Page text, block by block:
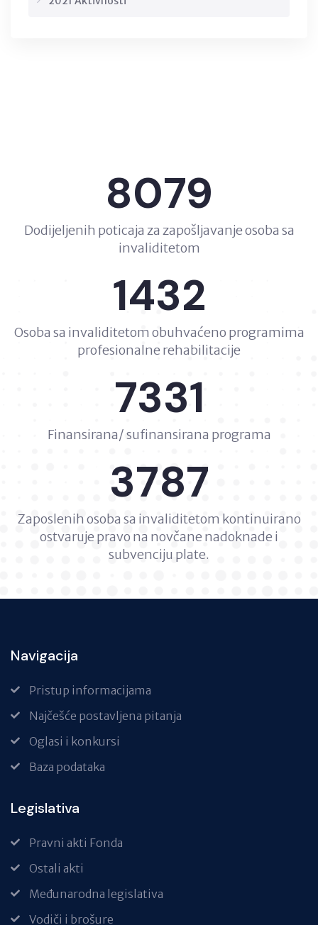
8079
Dodijeljenih poticaja za zapošljavanje osoba sa
invaliditetom
1432
Osoba sa invaliditetom obuhvaćeno programima
profesionalne rehabilitacije
7331
Finansirana/ sufinansirana programa
3787
Zaposlenih osoba sa invaliditetom kontinuirano
ostvaruje pravo na novčane nadoknade i
subvenciju plate.
Navigacija
Pristup informacijama
Najčešće postavljena pitanja
Oglasi i konkursi
Baza podataka
Legislativa
Pravni akti Fonda
Ostali akti
Međunarodna legislativa
Vodiči i brošure